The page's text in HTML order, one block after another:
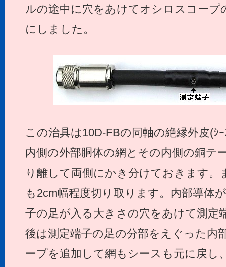
ルの途中に穴をあけてオシロスコー
にしました。
この治具は10D-FBの同軸の絶縁外皮(ｼ
内側の外部胴体の網とその内側の銅テ
り離して両側にかき分けておきます。
も2cm幅程度切り取ります。内部導体
子の足が入る大きさの穴をあけて測定
後は測定端子の足の分部をえぐった内
ープを追加して網もシースも元に戻し